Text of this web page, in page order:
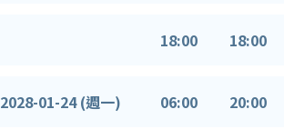
18:00 18:00
2028-01-24 (週一) 06:00 20:00